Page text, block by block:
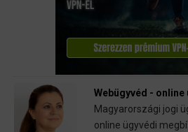
Webügyvéd - online
Magyarországi jogi
online ügyvédi